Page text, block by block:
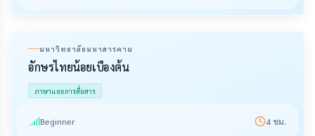
มหาวิทยาลัยมหาสารคาม
อักษรไทยน้อยเบื้องต้น
ภาษาและการสื่อสาร
Beginner 4 ชม.